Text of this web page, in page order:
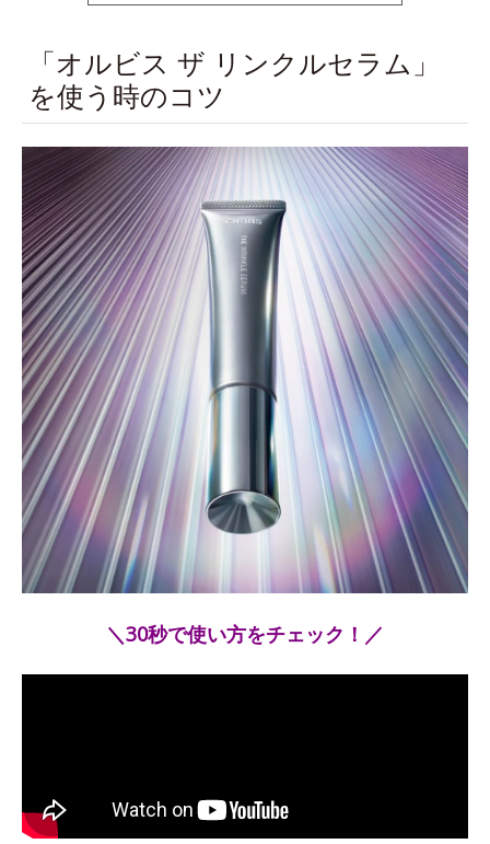
「オルビス ザ リンクルセラム」
を使う時のコツ
＼30秒で使い方をチェック！／